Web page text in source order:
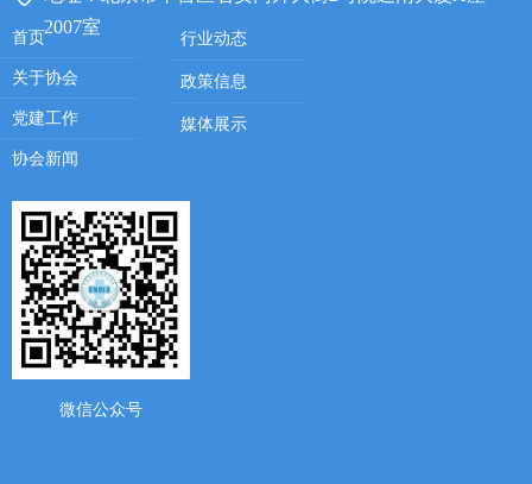
微信公众号
首页
关于协会
党建工作
协会新闻
行业动态
政策信息
媒体展示
2007室